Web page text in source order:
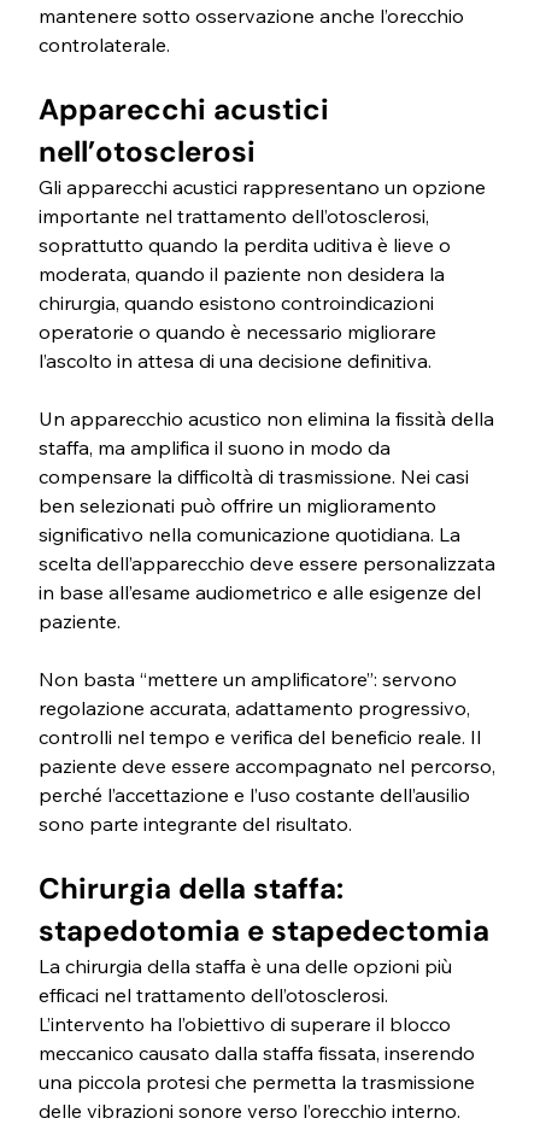
mantenere sotto osservazione anche l’orecchio
controlaterale.
Apparecchi acustici
nell’otosclerosi
Gli apparecchi acustici rappresentano un opzione
importante nel trattamento dell’otosclerosi,
soprattutto quando la perdita uditiva è lieve o
moderata, quando il paziente non desidera la
chirurgia, quando esistono controindicazioni
operatorie o quando è necessario migliorare
l’ascolto in attesa di una decisione definitiva.
Un apparecchio acustico non elimina la fissità della
staffa, ma amplifica il suono in modo da
compensare la difficoltà di trasmissione. Nei casi
ben selezionati può offrire un miglioramento
significativo nella comunicazione quotidiana. La
scelta dell’apparecchio deve essere personalizzata
in base all’esame audiometrico e alle esigenze del
paziente.
Non basta “mettere un amplificatore”: servono
regolazione accurata, adattamento progressivo,
controlli nel tempo e verifica del beneficio reale. Il
paziente deve essere accompagnato nel percorso,
perché l’accettazione e l’uso costante dell’ausilio
sono parte integrante del risultato.
Chirurgia della staffa:
stapedotomia e stapedectomia
La chirurgia della staffa è una delle opzioni più
efficaci nel trattamento dell’otosclerosi.
L’intervento ha l’obiettivo di superare il blocco
meccanico causato dalla staffa fissata, inserendo
una piccola protesi che permetta la trasmissione
delle vibrazioni sonore verso l’orecchio interno.